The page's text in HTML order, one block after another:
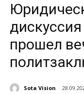
прошел
Sota Vision